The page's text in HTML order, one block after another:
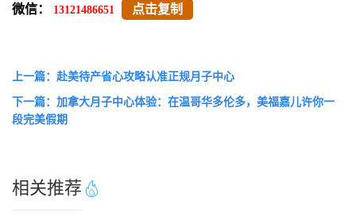
微信：
13121486651 点击复制
上一篇：赴美待产省心攻略认准正规月子中心
下一篇：加拿大月子中心体验：在温哥华多伦多，美福嘉儿许你一
段完美假期
相关推荐